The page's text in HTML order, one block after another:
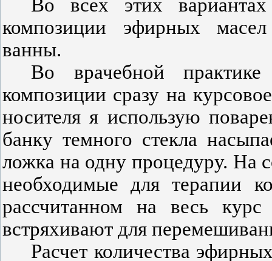
Во всех этих вариантах
композиции эфирных
ванны.
Во врачебной практике
композиции сразу на
носителя я использую
банку темного стекла
ложка на одну процедуру. На
необходимые для терапии
рассчитанном на весь
встряхивают для
Расчет количества